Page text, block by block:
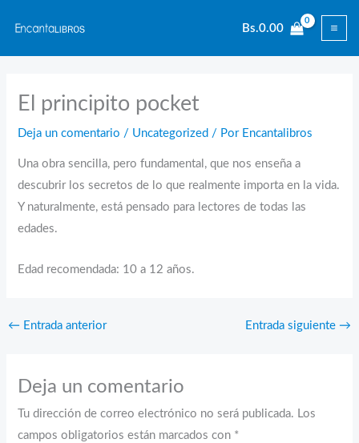
contenido
Bs.0.00
El principito pocket
Deja un comentario / Uncategorized / Por Encantalibros
Una obra sencilla, pero fundamental, que nos enseña a
descubrir los secretos de lo que realmente importa en la vida.
Y naturalmente, está pensado para lectores de todas las
edades.
Edad recomendada: 10 a 12 años.
← Entrada anterior Entrada siguiente →
Deja un comentario
Tu dirección de correo electrónico no será publicada. Los
campos obligatorios están marcados con *